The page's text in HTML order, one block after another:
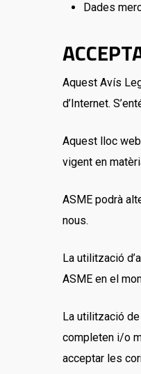
Dades
Aquest Avís
d’Internet.
Aquest lloc
vigent en
ASME podrà
nous.
La utilització
ASME en el
La utilització
completen i/o
acceptar les